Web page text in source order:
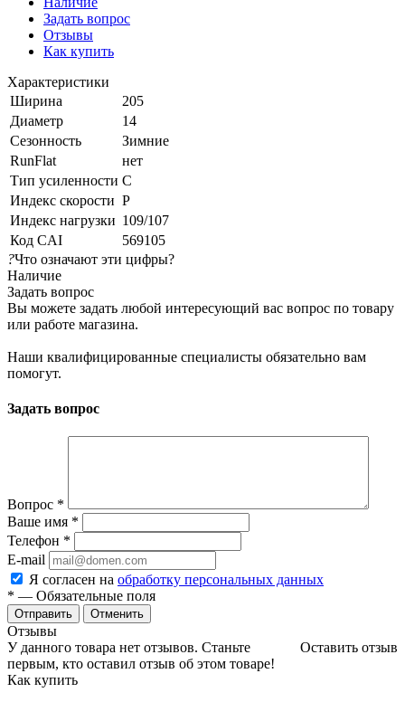
Задать вопрос
Отзывы
Как купить
Характеристики
Ширина
205
Диаметр
14
Сезонность
Зимние
RunFlat
нет
Тип усиленности C
Индекс скорости P
Индекс нагрузки 109/107
Код CAI
569105
?Что означают эти цифры?
Наличие
Задать вопрос
Вы можете задать любой интересующий вас вопрос по товару
или работе магазина.
Наши квалифицированные специалисты обязательно вам
помогут.
Задать вопрос
Вопрос *
Ваше имя *
Телефон *
E-mail
Я согласен на обработку персональных данных
* — Обязательные поля
Отменить
Отзывы
Оставить отзыв
У данного товара нет отзывов. Станьте
первым, кто оставил отзыв об этом товаре!
Как купить